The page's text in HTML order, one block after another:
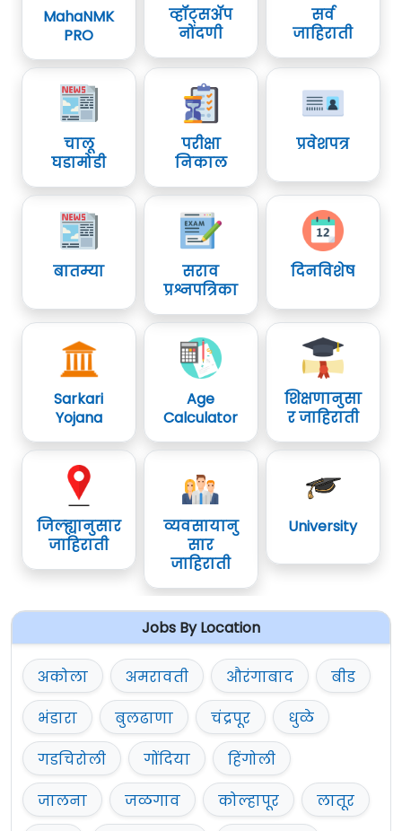
MahaNMK
PRO
व्हॉट्सॲप
नोंदणी
सर्व
जाहिराती
चालू
घडामोडी
परीक्षा
निकाल
प्रवेशपत्र
बातम्या
सराव
प्रश्नपत्रिका
दिनविशेष
Sarkari
Yojana
Age
Calculator
शिक्षणानुसा
र जाहिराती
जिल्ह्यानुसार
जाहिराती
व्यवसायानु
सार
जाहिराती
University
Jobs By Location
अकोला अमरावती औरंगाबाद
बीड
भंडारा
बुलढाणा चंद्रपूर
धुळे
गडचिरोली
गोंदिया
हिंगोली
जालना
जळगाव कोल्हापूर
लातूर